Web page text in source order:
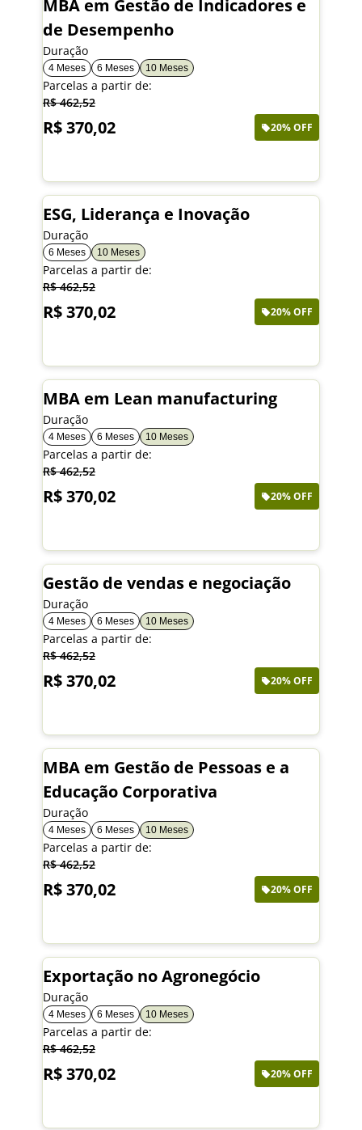
MBA em Gestão de Indicadores e
de Desempenho
Duração
4 Meses 6 Meses 10 Meses
Parcelas a partir de:
R$ 462,52
R$ 370,02 20% OFF
ESG, Liderança e Inovação
Duração
6 Meses 10 Meses
Parcelas a partir de:
R$ 462,52
R$ 370,02 20% OFF
MBA em Lean manufacturing
Duração
4 Meses 6 Meses 10 Meses
Parcelas a partir de:
R$ 462,52
R$ 370,02 20% OFF
Gestão de vendas e negociação
Duração
4 Meses 6 Meses 10 Meses
Parcelas a partir de:
R$ 462,52
R$ 370,02 20% OFF
MBA em Gestão de Pessoas e a
Educação Corporativa
Duração
4 Meses 6 Meses 10 Meses
Parcelas a partir de:
R$ 462,52
R$ 370,02 20% OFF
Exportação no Agronegócio
Duração
4 Meses 6 Meses 10 Meses
Parcelas a partir de:
R$ 462,52
R$ 370,02 20% OFF